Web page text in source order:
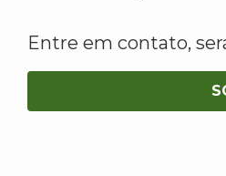
Entre em contato,